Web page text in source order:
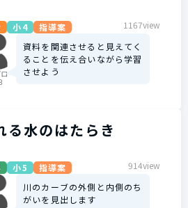
小4 指導案 1167view
ー
資料を関連させると見えてく
ることを伝え合いながら学習
させよう
る水のはたらき
小5 指導案 914view
川のカーブの外側と内側のち
がいを見出します